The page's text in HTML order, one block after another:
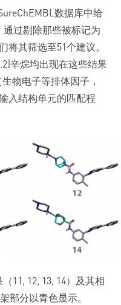
数据库中给
过剔除那些被标记为
将其筛选至51个建议。
辛烷均出现在这些结果
物电子等排体因子，
入结构单元的匹配程
11, 12, 13, 14）及其相
部分以青色显示。